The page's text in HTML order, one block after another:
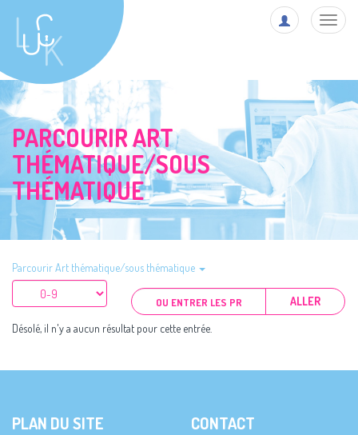
PARCOURIR ART
THÉMATIQUE/SOUS
THÉMATIQUE
Parcourir Art thématique/sous thématique
ALLER
Désolé, il n'y a aucun résultat pour cette entrée.
PLAN DU SITE CONTACT